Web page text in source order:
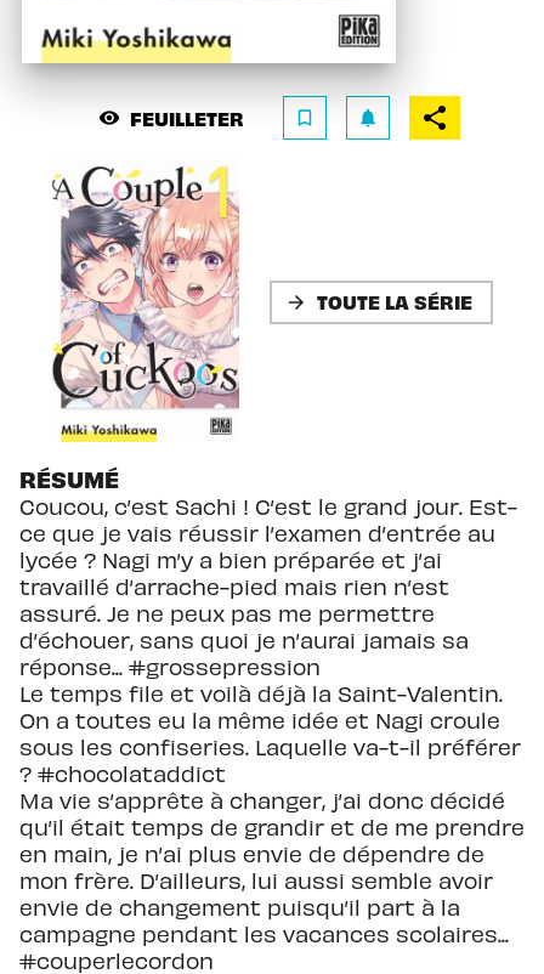
visibility FEUILLETER bookmark_border notifications
arrow_forward TOUTE LA SÉRIE
RÉSUMÉ
Coucou, c’est Sachi ! C’est le grand jour. Est-
ce que je vais réussir l’examen d’entrée au
lycée ? Nagi m’y a bien préparée et j’ai
travaillé d’arrache-pied mais rien n’est
assuré. Je ne peux pas me permettre
d’échouer, sans quoi je n’aurai jamais sa
réponse... #grossepression
Le temps file et voilà déjà la Saint-Valentin.
On a toutes eu la même idée et Nagi croule
sous les confiseries. Laquelle va-t-il préférer
? #chocolataddict
Ma vie s’apprête à changer, j’ai donc décidé
qu’il était temps de grandir et de me prendre
en main, je n’ai plus envie de dépendre de
mon frère. D’ailleurs, lui aussi semble avoir
envie de changement puisqu’il part à la
campagne pendant les vacances scolaires...
#couperlecordon